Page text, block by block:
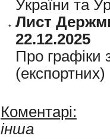
України та
Лист
22.12.2025
Про графiки
Коментарі:
інша